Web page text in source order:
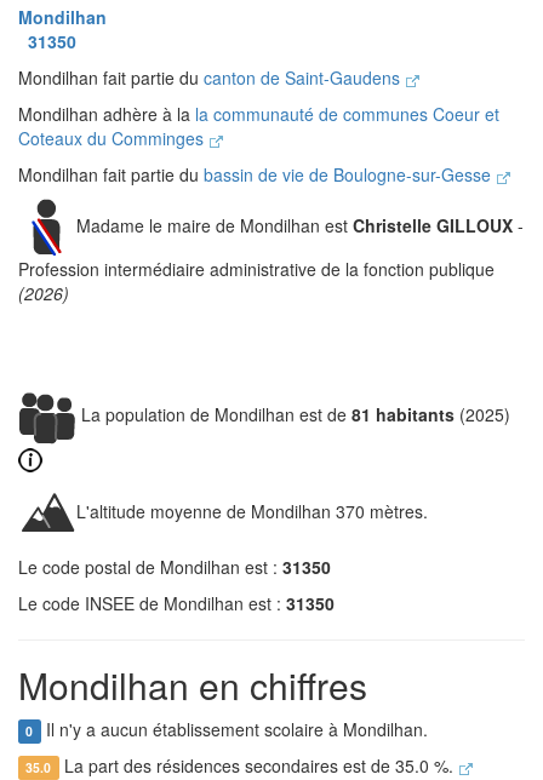
Mondilhan
31350
Mondilhan fait partie du canton de Saint-Gaudens
Mondilhan adhère à la la communauté de communes Coeur et
Coteaux du Comminges
Mondilhan fait partie du bassin de vie de Boulogne-sur-Gesse
Madame le maire de Mondilhan est Christelle GILLOUX -
Profession intermédiaire administrative de la fonction publique
(2026)
La population de Mondilhan est de 81 habitants (2025)
L'altitude moyenne de Mondilhan 370 mètres.
Le code postal de Mondilhan est : 31350
Le code INSEE de Mondilhan est : 31350
Mondilhan en chiffres
0 Il n'y a aucun établissement scolaire à Mondilhan.
35.0 La part des résidences secondaires est de 35.0 %.